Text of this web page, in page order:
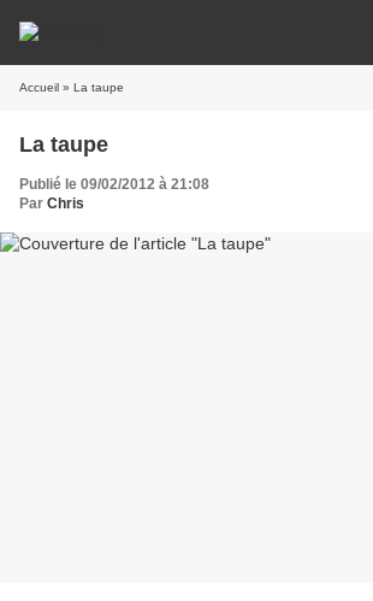
Accueil » La taupe
La taupe
Publié le 09/02/2012 à 21:08
Par Chris